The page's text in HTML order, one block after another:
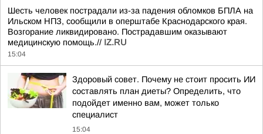
Шесть человек пострадали из-за падения обломков БПЛА на
Ильском НПЗ, сообщили в оперштабе Краснодарского края.
Возгорание ликвидировано. Пострадавшим оказывают
медицинскую помощь.// IZ.RU
15:04
Здоровый совет. Почему не стоит просить ИИ
составлять план диеты? Определить, что
подойдет именно вам, может только
специалист
15:04